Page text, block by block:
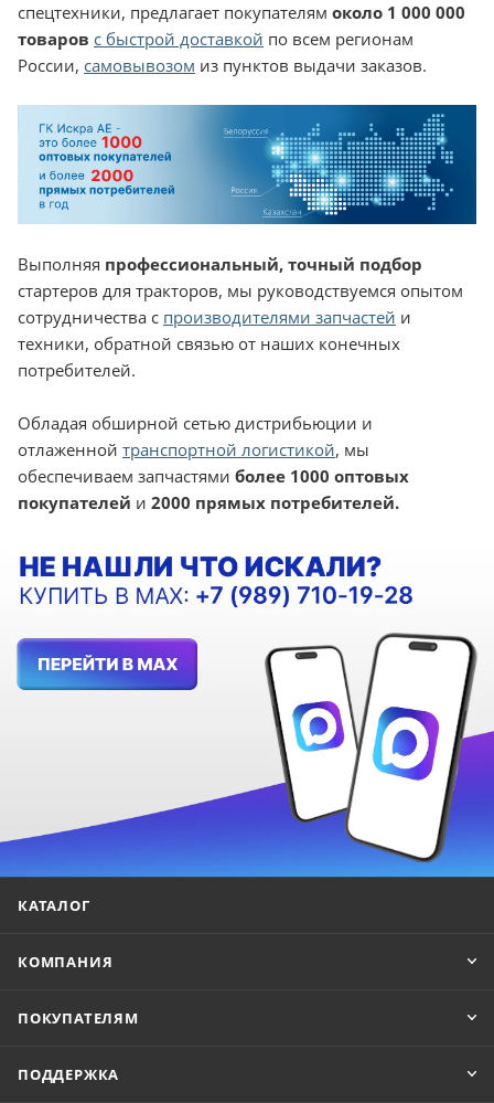
спецтехники, предлагает покупателям около 1 000 000
товаров с быстрой доставкой по всем регионам
России, самовывозом из пунктов выдачи заказов.
Выполняя профессиональный, точный подбор
стартеров для тракторов, мы руководствуемся опытом
сотрудничества с производителями запчастей и
техники, обратной связью от наших конечных
потребителей.
Обладая обширной сетью дистрибьюции и
отлаженной транспортной логистикой, мы
обеспечиваем запчастями более 1000 оптовых
покупателей и 2000 прямых потребителей.
КАТАЛОГ
КОМПАНИЯ
ПОКУПАТЕЛЯМ
ПОДДЕРЖКА